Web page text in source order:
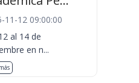
11-12 09:00:00
al 14 de
en n...